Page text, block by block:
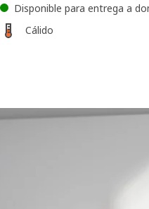
Disponible para entrega a
Cálido